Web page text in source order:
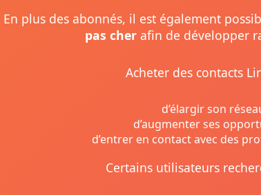
En plus des abonnés, il est également
pas cherafin de développer
Acheter des contacts
d’élargir son
d’augmenter ses
d’entrer en contact avec des
Certains utilisateurs